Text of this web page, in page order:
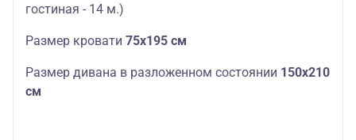
гостиная - 14 м.)
Размер кровати 75х195 см
Размер дивана в разложенном состоянии 150х210
см